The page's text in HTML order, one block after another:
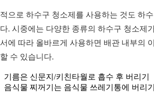
으로 하수구 청소제를 사용하는 것도 하
. 시중에는 다양한 종류의 하수구 청소제
에 따라 올바르게 사용하면 배관 내부의
수 있습니다.
기름은 신문지/키친타월로 흡수 후 버리기
음식물 찌꺼기는 음식물 쓰레기통에 버리기